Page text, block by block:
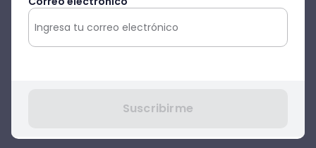
saltarán de alegría):
Suscribirme